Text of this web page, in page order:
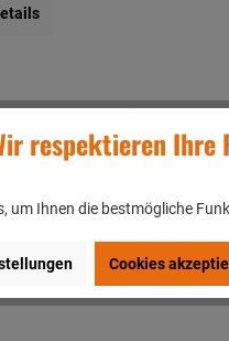
respektieren Ihre
um Ihnen die bestmögliche
Cookies